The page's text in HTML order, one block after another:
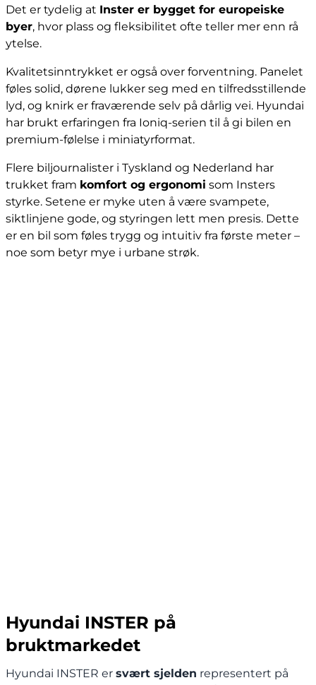
Det er tydelig at Inster er bygget for europeiske
byer, hvor plass og fleksibilitet ofte teller mer enn rå
ytelse.
Kvalitetsinntrykket er også over forventning. Panelet
føles solid, dørene lukker seg med en tilfredsstillende
lyd, og knirk er fraværende selv på dårlig vei. Hyundai
har brukt erfaringen fra Ioniq-serien til å gi bilen en
premium-følelse i miniatyrformat.
Flere biljournalister i Tyskland og Nederland har
trukket fram komfort og ergonomi som Insters
styrke. Setene er myke uten å være svampete,
siktlinjene gode, og styringen lett men presis. Dette
er en bil som føles trygg og intuitiv fra første meter –
noe som betyr mye i urbane strøk.
Hyundai INSTER på
bruktmarkedet
Hyundai INSTER er svært sjelden representert på